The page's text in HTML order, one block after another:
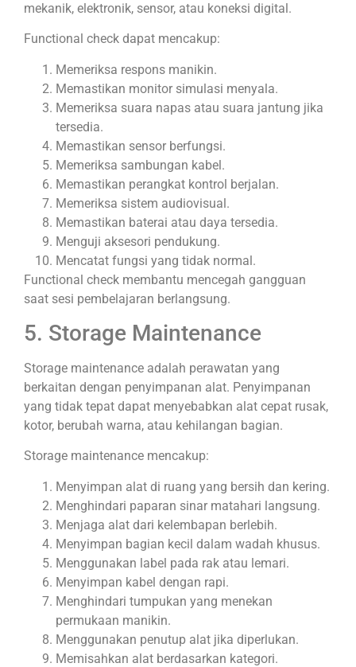
mekanik, elektronik, sensor, atau koneksi digital.
Functional check dapat mencakup:
Memeriksa respons manikin.
Memastikan monitor simulasi menyala.
Memeriksa suara napas atau suara jantung jika
tersedia.
Memastikan sensor berfungsi.
Memeriksa sambungan kabel.
Memastikan perangkat kontrol berjalan.
Memeriksa sistem audiovisual.
Memastikan baterai atau daya tersedia.
Menguji aksesori pendukung.
Mencatat fungsi yang tidak normal.
Functional check membantu mencegah gangguan
saat sesi pembelajaran berlangsung.
5. Storage Maintenance
Storage maintenance adalah perawatan yang
berkaitan dengan penyimpanan alat. Penyimpanan
yang tidak tepat dapat menyebabkan alat cepat rusak,
kotor, berubah warna, atau kehilangan bagian.
Storage maintenance mencakup:
Menyimpan alat di ruang yang bersih dan kering.
Menghindari paparan sinar matahari langsung.
Menjaga alat dari kelembapan berlebih.
Menyimpan bagian kecil dalam wadah khusus.
Menggunakan label pada rak atau lemari.
Menyimpan kabel dengan rapi.
Menghindari tumpukan yang menekan
permukaan manikin.
Menggunakan penutup alat jika diperlukan.
Memisahkan alat berdasarkan kategori.